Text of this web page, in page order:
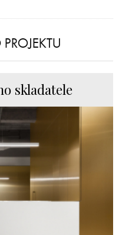
skladatele